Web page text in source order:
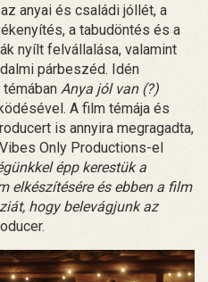
anyai és családi jóllét, a
a tabudöntés és a
nyílt felvállalása, valamint
párbeszéd. Idén
Anya jól van (?)
A film témája és
is annyira megragadta,
Only Productions-el
épp kerestük a
elkészítésére és ebben a film
hogy belevágjunk az